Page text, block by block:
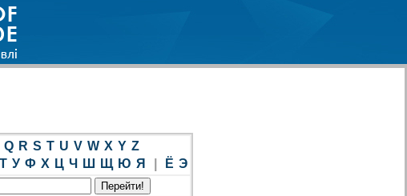
Q R S T U V W X Y Z
Т У Ф Х Ц Ч Ш Щ Ю Я Ё Э